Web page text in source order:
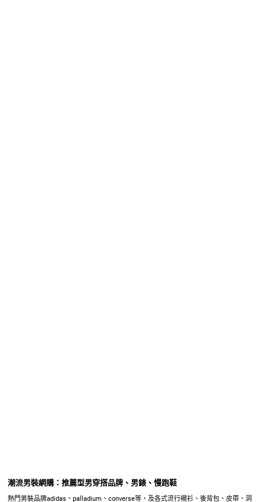
潮流男裝網購：推薦型男穿搭品牌、男錶、慢跑鞋
熱門男裝品牌adidas、palladium、converse等，及各式流行襯衫、後背包、皮帶、洞